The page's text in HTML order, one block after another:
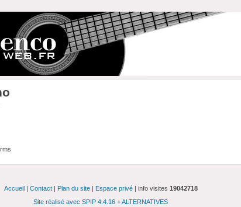
Accueil| Contact| Plan du site| Espace privé| info visites 19042718
Site réalisé avec SPIP 4.4.16 +ALTERNATIVES